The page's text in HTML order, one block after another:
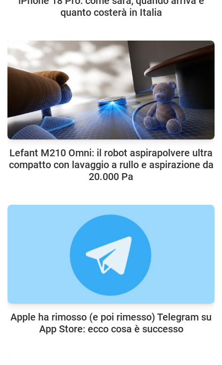
quanto costerà in Italia
Lefant M210 Omni: il robot aspirapolvere ultra
compatto con lavaggio a rullo e aspirazione da
20.000 Pa
Apple ha rimosso (e poi rimesso) Telegram su
App Store: ecco cosa è successo